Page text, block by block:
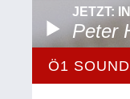
JETZT:
Peter
Ö1 SOUND